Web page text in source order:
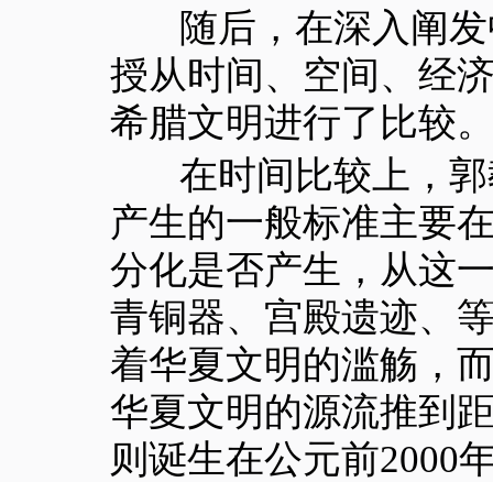
随后，在深入阐发
授从时间、空间、经
希腊文明进行了比较
在时间比较上，郭
产生的一般标准主要
分化是否产生，从这
青铜器、宫殿遗迹、
着华夏文明的滥觞，
华夏文明的源流推到
则诞生在公元前2000